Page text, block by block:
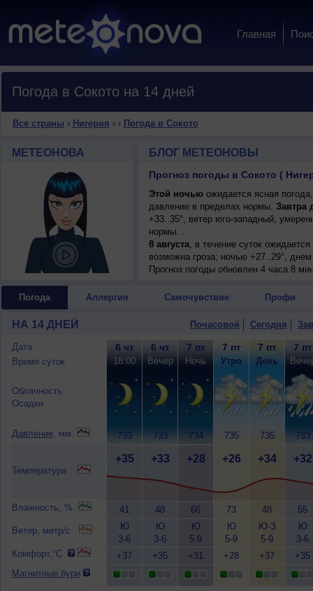
Главная
Погода в Сокото на 14 дней
Все страны › Нигерия › › Погода в Сокото
МЕТЕОНОВА БЛОГ МЕТЕОНОВЫ
Прогноз погоды в Сокото (
Этой ночьюожидается ясная
давление в пределах нормы. Завтра
+33..35°, ветер юго-западный,
нормы. .
8 августа, в течение суток
возможна гроза; ночью +27..29°,
Прогноз погоды обновлен 4 часа 8
Погода Аллергия Самочувствие Профи
НА 14 ДНЕЙ Почасовой Сегодня
Дата
Время суток
Облачность
Осадки
Давление, мм.
Температура
Влажность, %
Ветер, метр/с
Комфорт,°C
Магнитные бури
6 чт
18:00
733
+35
41
Ю
3-6
+37
6 чт
Вечер
733
+33
48
Ю
3-6
+35
7 пт
Ночь
734
+28
66
Ю
5-9
+31
7 пт
Утро
735
+26
73
Ю
5-9
+28
7 пт
День
735
+34
48
Ю-З
5-9
+37
7 пт
733
+32
55
Ю
3-6
+35